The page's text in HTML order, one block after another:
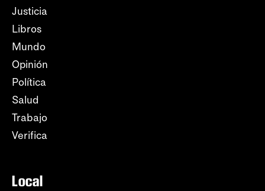
Justicia
Libros
Mundo
Opinión
Política
Salud
Trabajo
Verifica
Local